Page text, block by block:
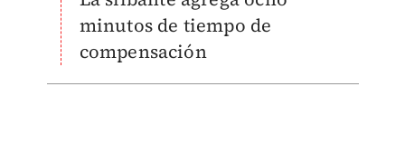
minutos de tiempo de
compensación